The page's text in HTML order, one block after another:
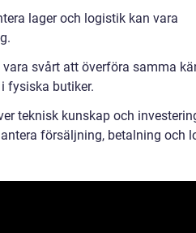
lager och logistik kan vara
svårt att överföra samma
fysiska butiker.
teknisk kunskap och
försäljning, betalning och